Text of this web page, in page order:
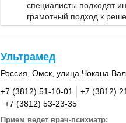
специалисты подходят
грамотный подход к
Ультрамед
Россия Омск, улица Чокана
+7 (3812) 51-10-01
+7 (3812)
+7 (3812) 53-23-35
Прием ведет врач-психиатр: